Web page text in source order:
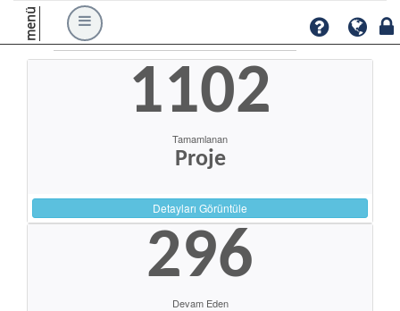
menü
1102
Tamamlanan
Proje
Detayları Görüntüle
296
Devam Eden